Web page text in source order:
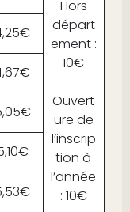
Hors
départ
ement :
10€
Ouvert
ure de
l’inscrip
tion à
l’année
: 10€